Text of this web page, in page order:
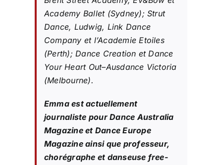
Academy Ballet (Sydney); Strut
Dance, Ludwig, Link Dance
Company et l’Academie Etoiles
(Perth); Dance Creation et Dance
Your Heart Out–Ausdance Victoria
(Melbourne).
Emma est actuellement
journaliste pour Dance Australia
Magazine et Dance Europe
Magazine ainsi que professeur,
chorégraphe et danseuse free-